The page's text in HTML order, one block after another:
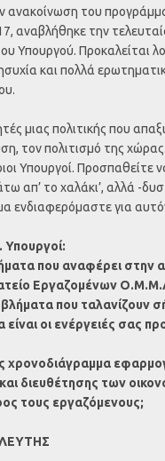
ανακοίνωση του
αναβλήθηκε την
Υπουργού. Προκαλείται
και πολλά
μιας πολιτικής που
τον πολιτισμό της
Υπουργοί. Προσπαθείτε
απ’ το χαλάκι’, αλλά -
ενδιαφερόμαστε για
Υπουργοί:
που αναφέρει στην
Εργαζομένων
που ταλανίζουν
οι ενέργειές σας
χρονοδιάγραμμα
διευθέτησης των
τους εργαζόμενους;